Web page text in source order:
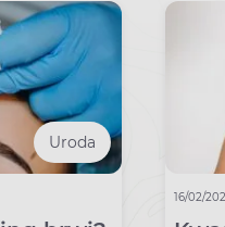
Uroda
16/02/